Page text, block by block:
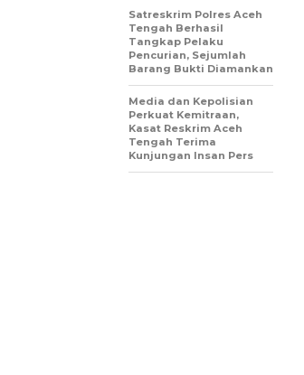
Satreskrim Polres Aceh
Tengah Berhasil
Tangkap Pelaku
Pencurian, Sejumlah
Barang Bukti Diamankan
Media dan Kepolisian
Perkuat Kemitraan,
Kasat Reskrim Aceh
Tengah Terima
Kunjungan Insan Pers